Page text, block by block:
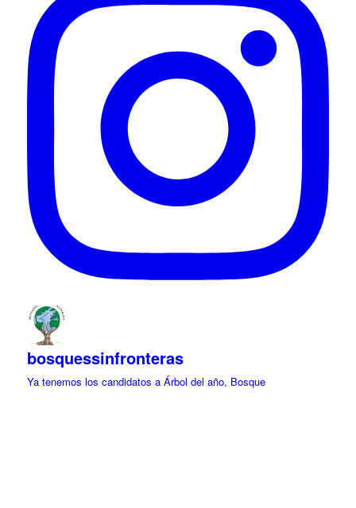
bosquessinfronteras
Ya tenemos los candidatos a Árbol del año, Bosque